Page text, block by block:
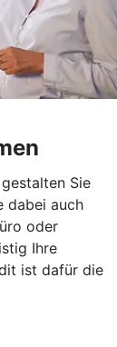
Sie
dabei auch
oder
Ihre
ist dafür die